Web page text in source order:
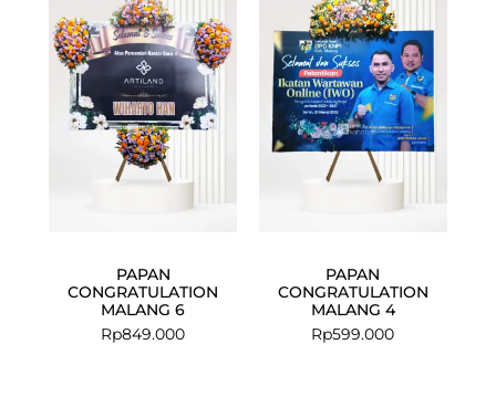
PAPAN
CONGRATULATION
MALANG 6
Rp849.000
PAPAN
CONGRATULATION
MALANG 4
Rp599.000